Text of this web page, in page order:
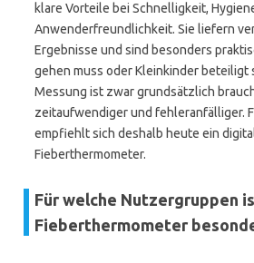
klare Vorteile bei Schnelligkeit,
Anwenderfreundlichkeit. Sie liefern
Ergebnisse und sind besonders
gehen muss oder Kleinkinder beteiligt
Messung ist zwar grundsätzlich
zeitaufwendiger und fehleranfälliger.
empfiehlt sich deshalb heute ein
Fieberthermometer.
Für welche Nutzergruppen
Fieberthermometer